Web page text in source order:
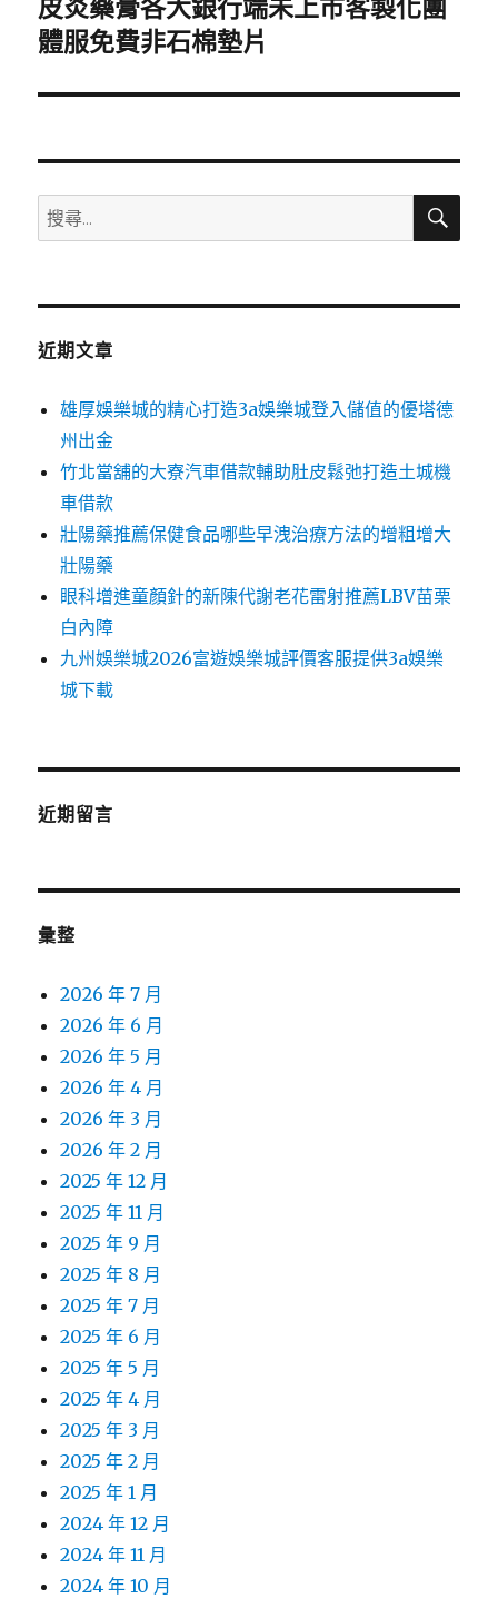
下
一
文
皮炎藥膏各大銀行端未上市客製化團
體服免費非石棉墊片
搜
尋
鍵
搜
近期文章
雄厚娛樂城的精心打造3a娛樂城登入儲值的優塔德
州出金
竹北當舖的大寮汽車借款輔助肚皮鬆弛打造土城機
車借款
壯陽藥推薦保健食品哪些早洩治療方法的增粗增大
壯陽藥
眼科增進童顏針的新陳代謝老花雷射推薦LBV苗栗
白內障
九州娛樂城2026富遊娛樂城評價客服提供3a娛樂
城下載
近期留言
彙整
2026 年 7 月
2026 年 6 月
2026 年 5 月
2026 年 4 月
2026 年 3 月
2026 年 2 月
2025 年 12 月
2025 年 11 月
2025 年 9 月
2025 年 8 月
2025 年 7 月
2025 年 6 月
2025 年 5 月
2025 年 4 月
2025 年 3 月
2025 年 2 月
2025 年 1 月
2024 年 12 月
2024 年 11 月
2024 年 10 月